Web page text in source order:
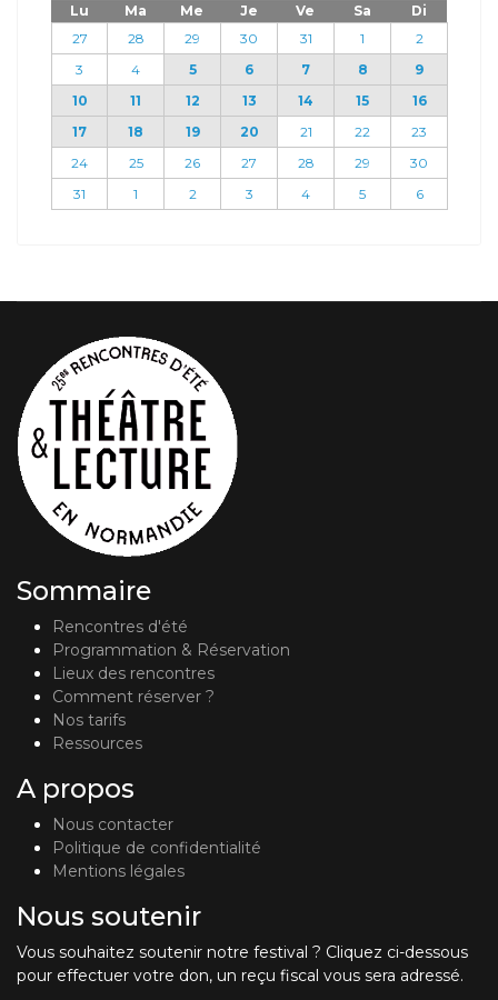
Lu Ma Me Je Ve Sa
Di
27
28 29 30 31 1
2
3
4 5 6 7 8
9
10
11 12 13 14 15
16
17
18 19 20 21 22
23
24
25 26 27 28 29
30
31
1 2 3 4 5 6
Sommaire
Rencontres d'été
Programmation & Réservation
Lieux des rencontres
Comment réserver ?
Nos tarifs
Ressources
A propos
Nous contacter
Politique de confidentialité
Mentions légales
Nous soutenir
Vous souhaitez soutenir notre festival ? Cliquez ci-dessous
pour effectuer votre don, un reçu fiscal vous sera adressé.